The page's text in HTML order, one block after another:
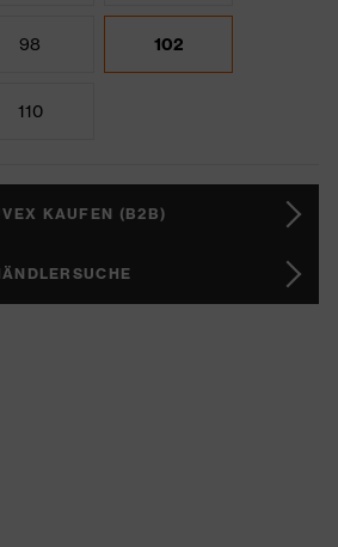
98 102
110
KAUFEN (B2B)